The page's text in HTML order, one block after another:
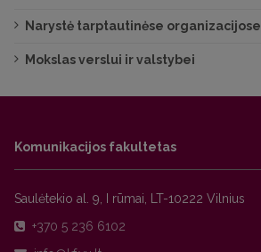
Narystė tarptautinėse organizacijose
Mokslas verslui ir valstybei
Komunikacijos fakultetas
Saulėtekio al. 9, I rūmai, LT-10222 Vilnius
+370 5 236 6102